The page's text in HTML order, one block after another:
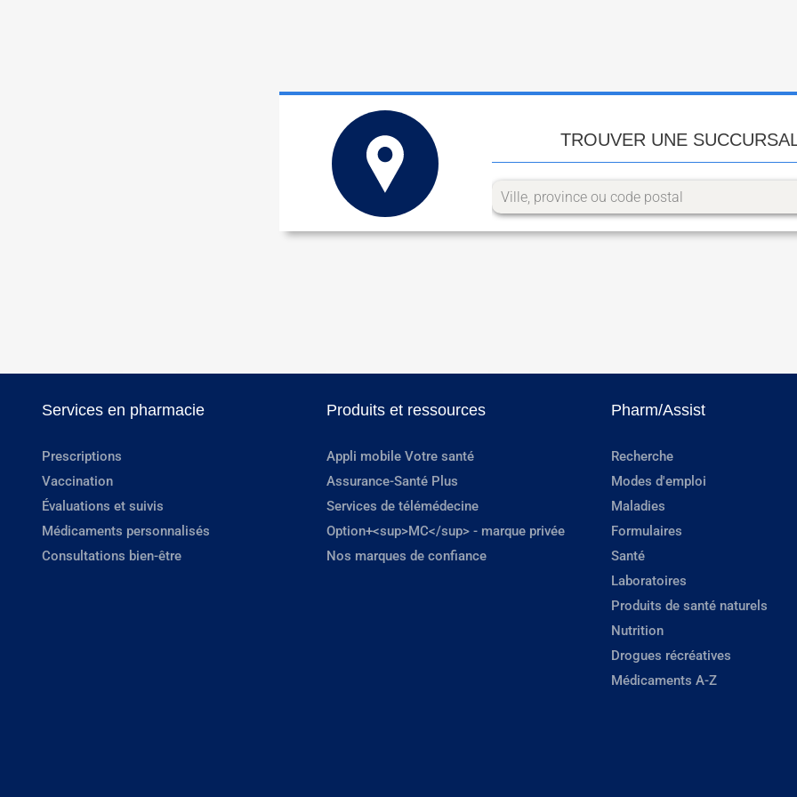
TROUVER UNE
Services en pharmacie
Prescriptions
Vaccination
Évaluations et suivis
Médicaments personnalisés
Consultations bien-être
Produits et ressources
Appli mobile Votre santé
Assurance-Santé Plus
Services de télémédecine
Option+<sup>MC</sup> - marque privée
Nos marques de confiance
Pharm/Assist
Recherche
Modes d'emploi
Maladies
Formulaires
Santé
Laboratoires
Produits de santé naturels
Nutrition
Drogues récréatives
Médicaments A-Z